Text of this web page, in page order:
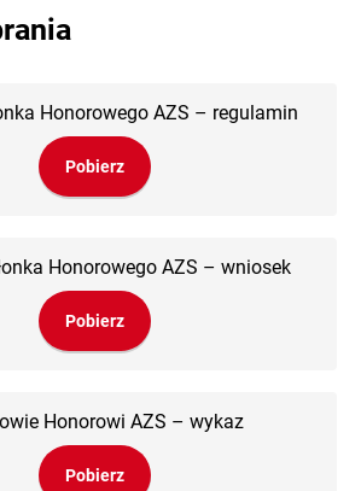
Honorowego AZS – regulamin
Pobierz
Honorowego AZS – wniosek
Pobierz
Honorowi AZS – wykaz
Pobierz